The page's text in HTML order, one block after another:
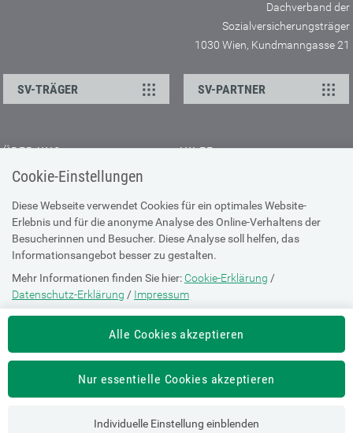
Cookie-Einstellungen
Diese Webseite verwendet Cookies für ein optimales Website-
Erlebnis und für die anonyme Analyse des Online-Verhaltens der
Besucherinnen und Besucher. Diese Analyse soll helfen, das
Informationsangebot besser zu gestalten.
Mehr Informationen finden Sie hier: Cookie-Erklärung /
Datenschutz-Erklärung / Impressum
Die Einstellung können Sie jederzeit auf der Seite "Cookie-Erklärung"
Alle Cookies akzeptieren
Nur essentielle Cookies akzeptieren
Individuelle Einstellung einblenden
Dachverband der
Sozialversicherungsträger
1030 Wien, Kundmanngasse 21
SV-TRÄGER SV-PARTNER
ÜBER UNS
Kontakt
Offene Stellen
Presse
HILFE
Browser-Info & Sicherheit
Hilfe zur Suche
Technische Unterstützung
DATENSCHUTZ
Cookie-Erklärung
Datenschutz-Erklärung
Impressum
Nutzungsbestimmungen